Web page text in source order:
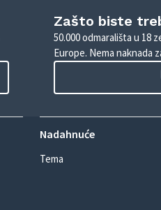
Zašto biste
50.000 odmarališta u 18
Europe. Nema naknada
Nadahnuće
Tema